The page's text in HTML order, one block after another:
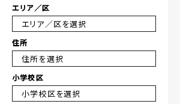
エリア／区
エリア／区を選択
住所
住所を選択
小学校区
小学校区を選択